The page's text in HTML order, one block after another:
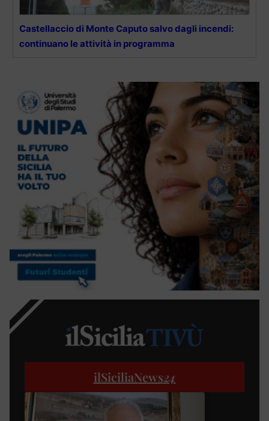
Castellaccio di Monte Caputo salvo dagli incendi:
continuano le attività in programma
ilSiciliaNews24